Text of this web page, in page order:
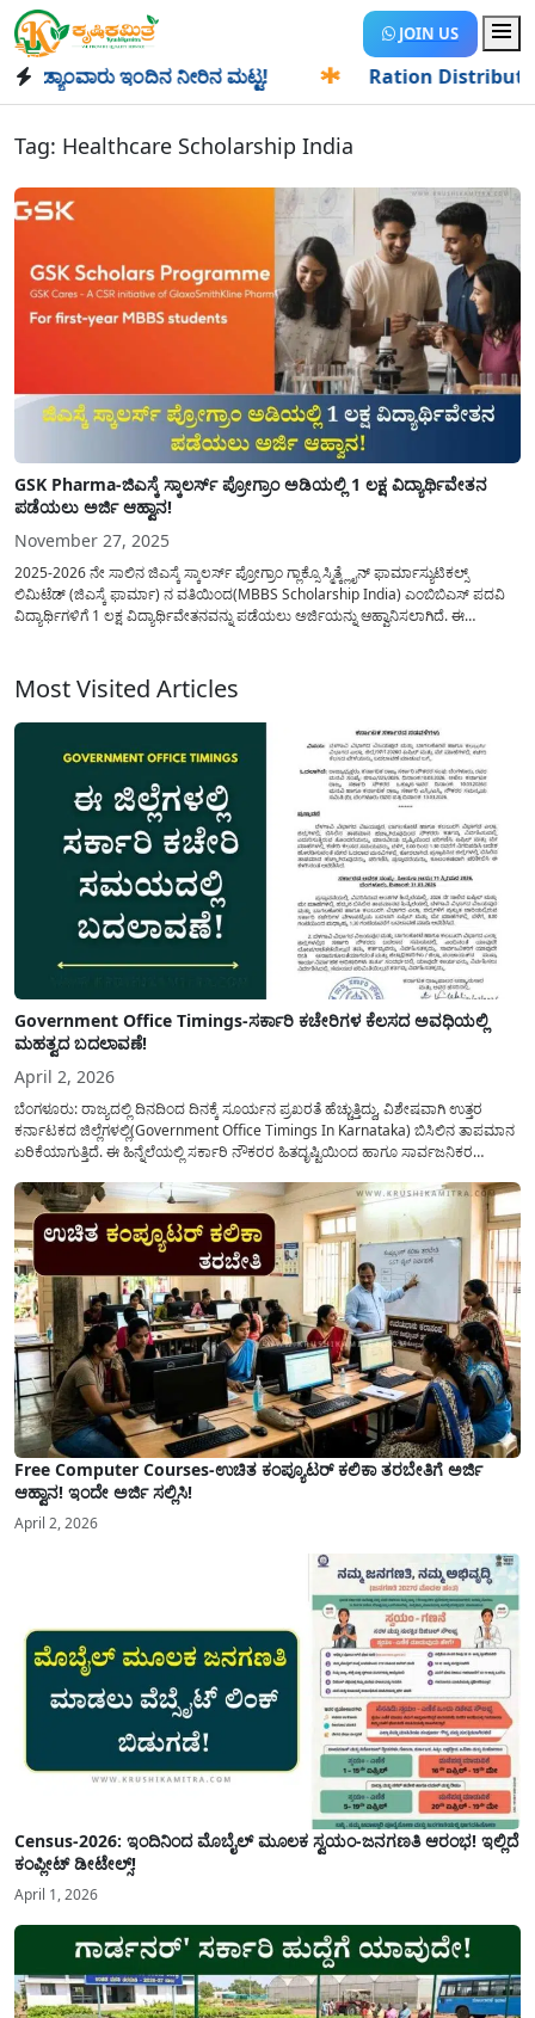
JOIN US
ಇಂದಿನ ನೀರಿನ ಮಟ್ಟ! Ration Distribution-
Tag: Healthcare Scholarship India
GSK Pharma-ಜಿಎಸ್ಕೆ ಸ್ಕಾಲರ್ಸ್ ಪ್ರೋಗ್ರಾಂ ಅಡಿಯಲ್ಲಿ 1 ಲಕ್ಷ ವಿದ್ಯಾರ್ಥಿವೇತನ
ಪಡೆಯಲು ಅರ್ಜಿ ಆಹ್ವಾನ!
November 27, 2025
2025-2026 ನೇ ಸಾಲಿನ ಜಿಎಸ್ಕೆ ಸ್ಕಾಲರ್ಸ್ ಪ್ರೋಗ್ರಾಂ ಗ್ಲಾಕ್ಸೊ ಸ್ಮಿತ್ಕ್ಲೈನ್ ​​ಫಾರ್ಮಾಸ್ಯುಟಿಕಲ್ಸ್
ಲಿಮಿಟೆಡ್ (ಜಿಎಸ್ಕೆ ಫಾರ್ಮಾ) ನ ವತಿಯಿಂದ(MBBS Scholarship India) ಎಂಬಿಬಿಎಸ್ ಪದವಿ
ವಿದ್ಯಾರ್ಥಿಗಳಿಗೆ 1 ಲಕ್ಷ ವಿದ್ಯಾರ್ಥಿವೇತನವನ್ನು ಪಡೆಯಲು ಅರ್ಜಿಯನ್ನು ಆಹ್ವಾನಿಸಲಾಗಿದೆ. ಈ
Most Visited Articles
Government Office Timings-ಸರ್ಕಾರಿ ಕಚೇರಿಗಳ ಕೆಲಸದ ಅವಧಿಯಲ್ಲಿ
ಮಹತ್ವದ ಬದಲಾವಣೆ!
April 2, 2026
ಬೆಂಗಳೂರು: ರಾಜ್ಯದಲ್ಲಿ ದಿನದಿಂದ ದಿನಕ್ಕೆ ಸೂರ್ಯನ ಪ್ರಖರತೆ ಹೆಚ್ಚುತ್ತಿದ್ದು, ವಿಶೇಷವಾಗಿ ಉತ್ತರ
ಕರ್ನಾಟಕದ ಜಿಲ್ಲೆಗಳಲ್ಲಿ(Government Office Timings In Karnataka) ಬಿಸಿಲಿನ ತಾಪಮಾನ
ಏರಿಕೆಯಾಗುತ್ತಿದೆ. ಈ ಹಿನ್ನೆಲೆಯಲ್ಲಿ ಸರ್ಕಾರಿ ನೌಕರರ ಹಿತದೃಷ್ಟಿಯಿಂದ ಹಾಗೂ ಸಾರ್ವಜನಿಕರ
ಮತ್ತು ಕಲ್ಯಾಣ ಕರ್ನಾಟಕದ ಒಟ್ಟು 9 ಜಿಲ್ಲೆಗಳಲ್ಲಿ ಏಪ್ರಿಲ್...
Free Computer Courses-ಉಚಿತ ಕಂಪ್ಯೂಟರ್ ಕಲಿಕಾ ತರಬೇತಿಗೆ ಅರ್ಜಿ
ಆಹ್ವಾನ! ಇಂದೇ ಅರ್ಜಿ ಸಲ್ಲಿಸಿ!
April 2, 2026
Census-2026: ಇಂದಿನಿಂದ ಮೊಬೈಲ್ ಮೂಲಕ ಸ್ವಯಂ-ಜನಗಣತಿ ಆರಂಭ! ಇಲ್ಲಿದೆ
ಕಂಪ್ಲೀಟ್ ಡೀಟೇಲ್ಸ್!
April 1, 2026